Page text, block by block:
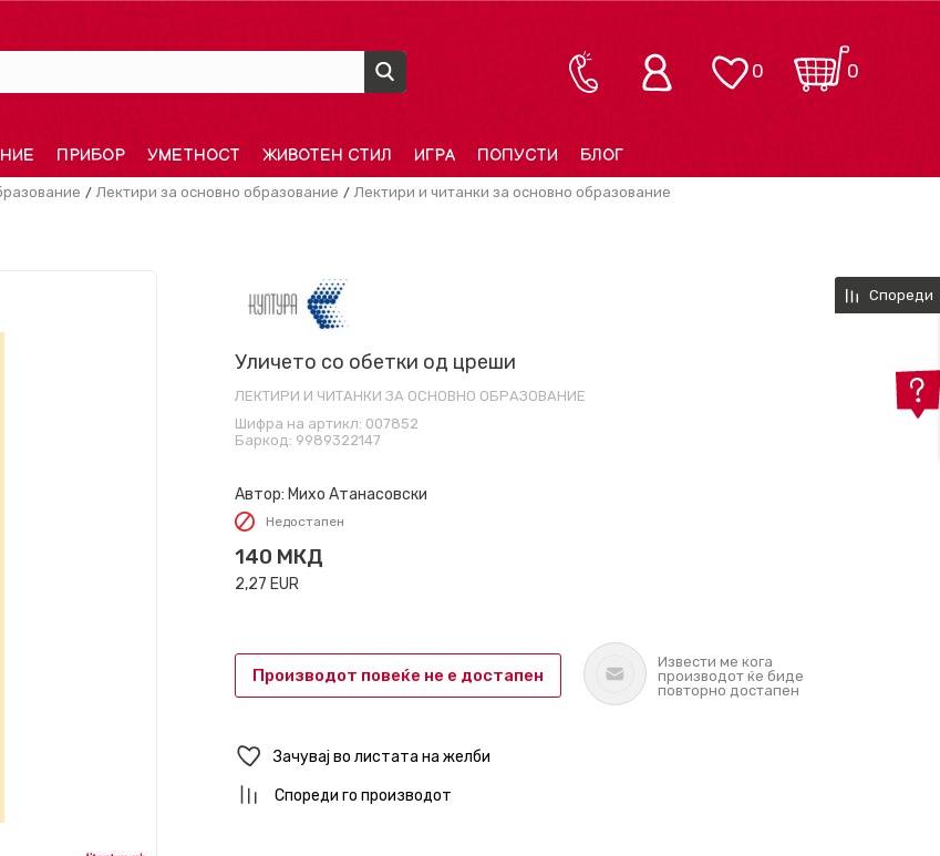
0
0
ПРИБОР УМЕТНОСТ ЖИВОТЕН СТИЛ ИГРА ПОПУСТИ БЛОГ
Лектири за основно образование Лектири и читанки за основно образование
Уличето со обетки од цреши
ЛЕКТИРИ И ЧИТАНКИ ЗА ОСНОВНО ОБРАЗОВАНИЕ
Шифра на артикл: 007852
Баркод: 9989322147
Автор: Михо Атанасовски
Недостапен
140 МКД
2,27 EUR
Производот повеќе не е достапен
Извести ме кога
производот ќе биде
повторно достапен
Зачувај во листата на желби
Спореди го производот
Спореди